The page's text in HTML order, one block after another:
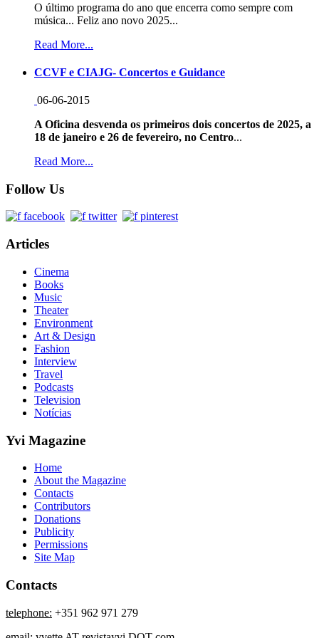
O último programa do ano que encerra como sempre com
música... Feliz ano novo 2025...
Read More...
CCVF e CIAJG- Concertos e Guidance
06-06-2015
A Oficina desvenda os primeiros dois concertos de 2025, a
18 de janeiro e 26 de fevereiro, no Centro...
Read More...
Follow Us
Articles
Cinema
Books
Music
Theater
Environment
Art & Design
Fashion
Interview
Travel
Podcasts
Television
Notícias
Yvi Magazine
Home
About the Magazine
Contacts
Contributors
Donations
Publicity
Permissions
Site Map
Contacts
telephone: +351 962 971 279